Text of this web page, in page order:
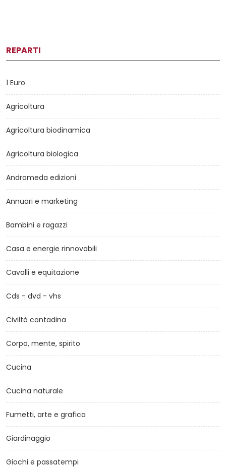
REPARTI
1 Euro
Agricoltura
Agricoltura biodinamica
Agricoltura biologica
Andromeda edizioni
Annuari e marketing
Bambini e ragazzi
Casa e energie rinnovabili
Cavalli e equitazione
Cds - dvd - vhs
Civiltà contadina
Corpo, mente, spirito
Cucina
Cucina naturale
Fumetti, arte e grafica
Giardinaggio
Giochi e passatempi